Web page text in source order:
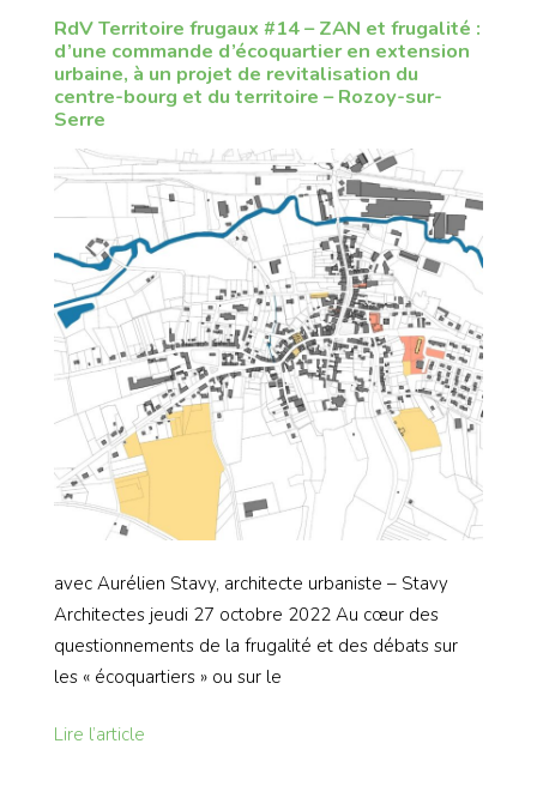
RdV Territoire frugaux #14 – ZAN et frugalité :
d’une commande d’écoquartier en extension
urbaine, à un projet de revitalisation du
centre-bourg et du territoire – Rozoy-sur-
Serre
avec Aurélien Stavy, architecte urbaniste – Stavy
Architectes jeudi 27 octobre 2022 Au cœur des
questionnements de la frugalité et des débats sur
les « écoquartiers » ou sur le
Lire l’article